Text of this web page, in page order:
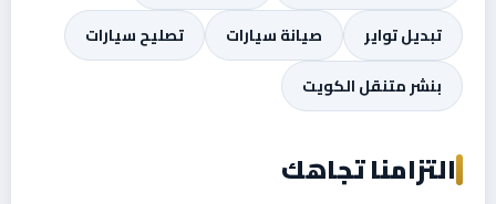
تبديل تواير
صيانة سيارات
تصليح سيارات
بنشر متنقل الكويت
التزامنا تجاهك